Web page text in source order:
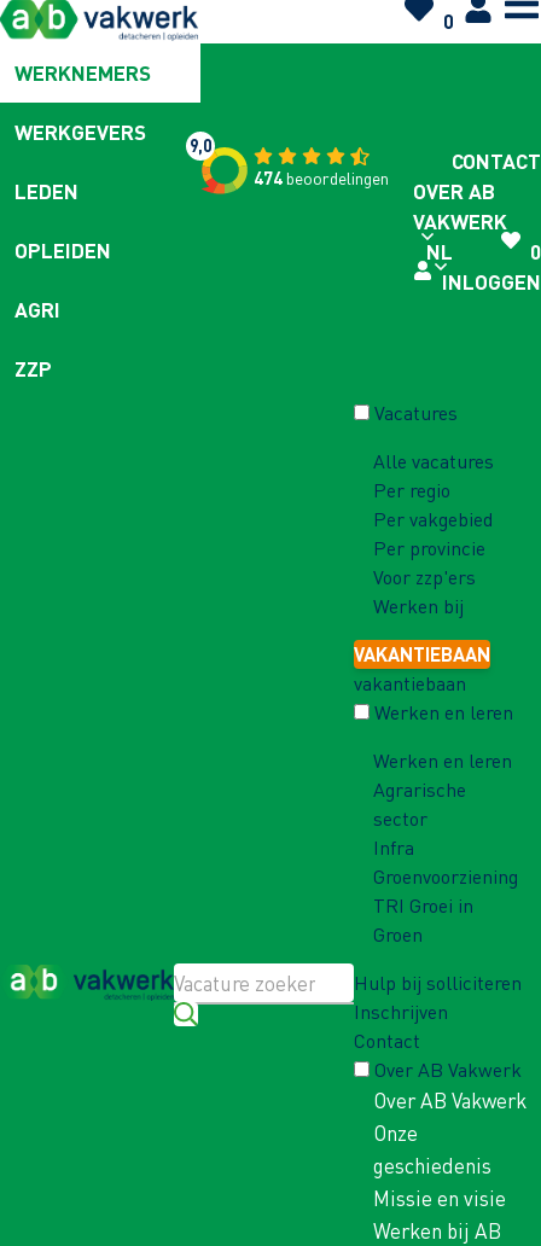
0
WERKNEMERS
WERKGEVERS
LEDEN
OPLEIDEN
AGRI
ZZP
9,0
474beoordelingen
CONTACT
OVER AB
VAKWERK
NL
0
INLOGGEN
Vacatures
Alle vacatures
Per regio
Per vakgebied
Per provincie
Voor zzp'ers
Werken bij
VAKANTIEBAAN
vakantiebaan
Werken en leren
Werken en leren
Agrarische
sector
Infra
Groenvoorziening
TRI Groei in
Groen
Hulp bij solliciteren
Inschrijven
Contact
Over AB Vakwerk
Over AB Vakwerk
Onze
geschiedenis
Missie en visie
Werken bij AB